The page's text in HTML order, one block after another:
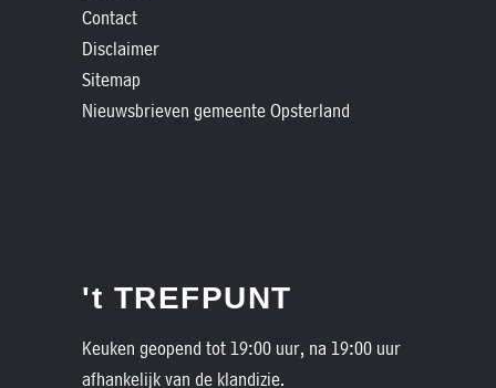
Contact
Disclaimer
Sitemap
Nieuwsbrieven gemeente Opsterland
't TREFPUNT
Keuken geopend tot 19:00 uur, na 19:00 uur
afhankelijk van de klandizie.
Contact
Nieuwsbrieven